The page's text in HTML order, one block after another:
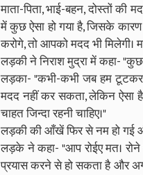
माता-पिता, भाई-बहन, दोस्तों
में कुछ ऐसा हो गया है, जिसके
करोगे, तो आपको मदद भी मिलेगी।
लड़की ने निराश मुद्रा में कहा-
लड़का- "कभी-कभी जब हम टूटकर
मदद नहीं कर सकता, लेकिन ऐसा
चाहत जिन्दा रहनी चाहिए।"
लड़की की आँखें फिर से नम हो
लड़के ने कहा- "आप रोईए मत।
प्रयास करने से हो सकता है और